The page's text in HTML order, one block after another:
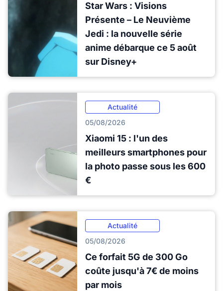
Star Wars : Visions
Présente – Le Neuvième
Jedi : la nouvelle série
anime débarque ce 5 août
sur Disney+
Actualité
05/08/2026
Xiaomi 15 : l'un des
meilleurs smartphones pour
la photo passe sous les 600
€
Actualité
05/08/2026
Ce forfait 5G de 300 Go
coûte jusqu'à 7€ de moins
par mois